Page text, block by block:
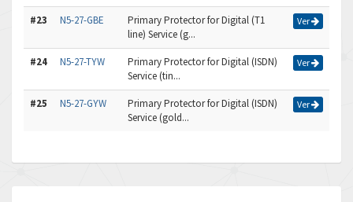
#23 N5-27-GBE
Primary Protector for Digital (T1
line) Service (g...
Ver
#24 N5-27-TYW
Primary Protector for Digital (ISDN)
Service (tin...
Ver
#25 N5-27-GYW
Primary Protector for Digital (ISDN)
Service (gold...
Ver